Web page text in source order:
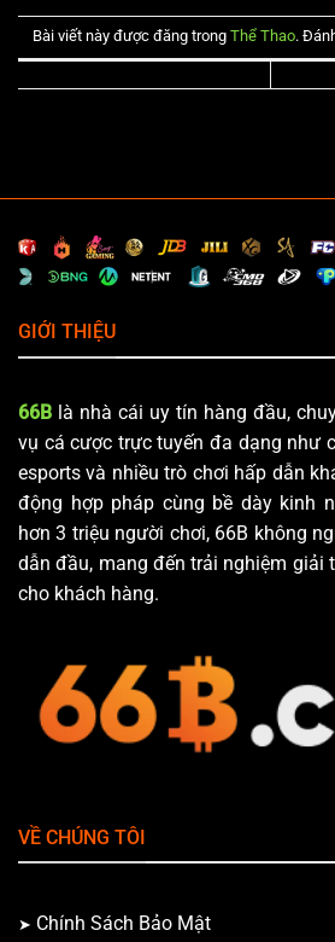
Bài viết này được đăng trong Thể Thao.
GIỚI THIỆU
66B là nhà cái uy tín hàng đầu,
vụ cá cược trực tuyến đa dạng như
esports và nhiều trò chơi hấp dẫn
động hợp pháp cùng bề dày kinh
hơn 3 triệu người chơi, 66B không
dẫn đầu, mang đến trải nghiệm giải
cho khách hàng.
VỀ CHÚNG TÔI
Chính Sách Bảo Mật